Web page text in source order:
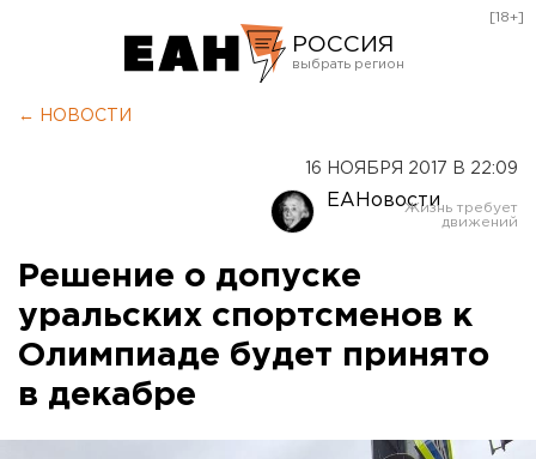
РОССИЯ
Оренбург
[18+]
← НОВОСТИ
16 НОЯБРЯ 2017 В 22:09
ЕАНовости
Решение о допуске
уральских спортсменов к
Олимпиаде будет принято
в декабре